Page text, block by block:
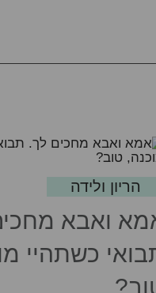
הריון ולידה
ואבא
כשתהיי